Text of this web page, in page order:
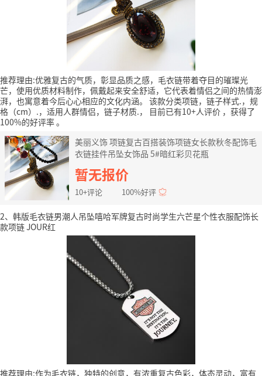
推荐理由:优雅复古的气质，彰显品质之感，毛衣链带着夺目的璀璨光
芒，使用优质材料制作，佩戴起来安全舒适，它代表着情侣之间的热情澎
湃，也寓意着今后心心相应的文化内涵。 该款分类项链，链子样式.，规
格（cm）.，适用人群情侣，链子材质.，
目前已有10+人评价 ，获得了
100%的好评率。
美丽义饰 项链复古百搭装饰项链女长款秋冬配饰毛
衣链挂件吊坠女饰品 5#暗红彩贝花瓶
暂无报价
10+评论 100%好评
2、韩版毛衣链男潮人吊坠嘻哈军牌复古时尚学生六芒星个性衣服配饰长
款项链 JOUR红
推荐理由:作为毛衣链，独特的创意，有浓重复古色彩，体态灵动，富有